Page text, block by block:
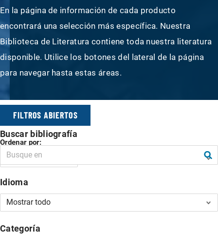
En la página de información de cada producto
encontrará una selección más específica. Nuestra
Biblioteca de Literatura contiene toda nuestra literatura
disponible. Utilice los botones del lateral de la página
para navegar hasta estas áreas.
FILTROS ABIERTOS
Ordenar por:
FILTROS
Buscar bibliografía
Idioma
Categoría